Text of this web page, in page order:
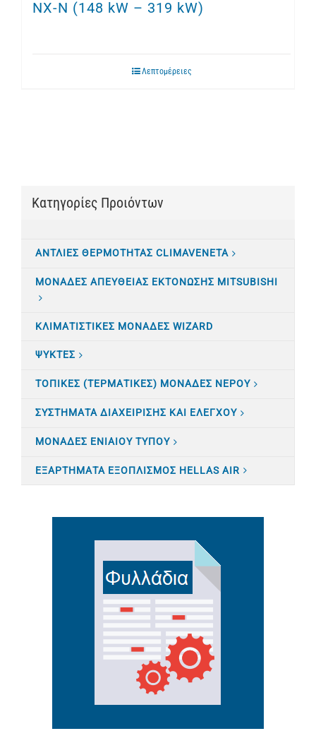
NX-N (148 kW – 319 kW)
Λεπτομέρειες
Κατηγορίες Προιόντων
ΑΝΤΛΙΕΣ ΘΕΡΜΟΤΗΤΑΣ CLIMAVENETA
ΜΟΝΑΔΕΣ ΑΠΕΥΘΕΙΑΣ ΕΚΤΟΝΩΣΗΣ MITSUBISHI
ΚΛΙΜΑΤΙΣTΙΚΕΣ ΜΟΝΑΔΕΣ WIZARD
ΨΥΚΤΕΣ
ΤΟΠΙΚΕΣ (ΤΕΡΜΑΤΙΚΕΣ) ΜΟΝΑΔΕΣ ΝΕΡΟΥ
ΣΥΣΤΗΜΑΤΑ ΔΙΑΧΕΙΡΙΣΗΣ ΚΑΙ ΕΛΕΓΧΟΥ
ΜΟΝΑΔΕΣ ΕΝΙΑΙΟΥ ΤΥΠΟΥ
ΕΞΑΡΤΗΜΑΤΑ ΕΞΟΠΛΙΣΜΟΣ HELLAS AIR